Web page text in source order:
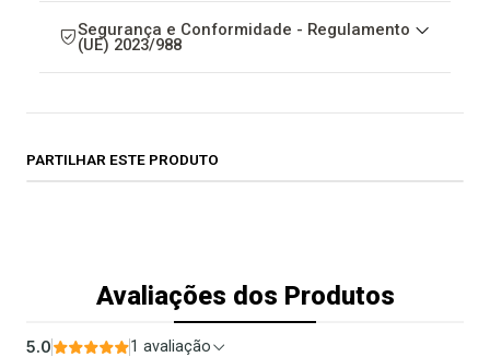
Segurança e Conformidade - Regulamento
(UE) 2023/988
PARTILHAR ESTE PRODUTO
Avaliações dos Produtos
5.0 1 avaliação